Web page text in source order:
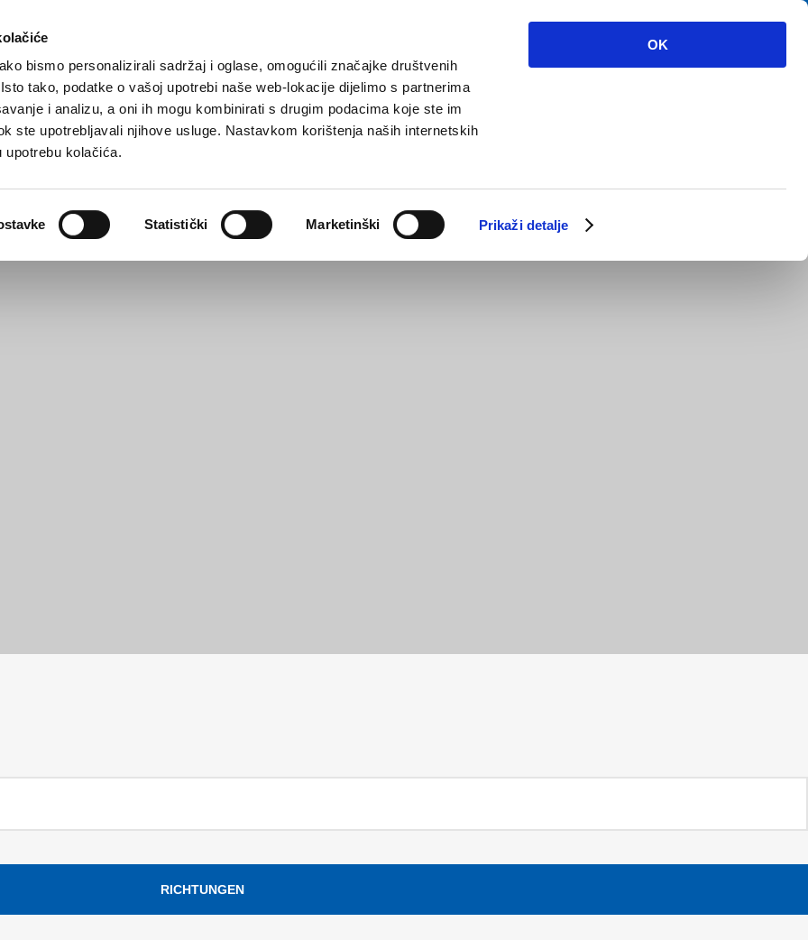
bismo personalizirali sadržaj i oglase, omogućili značajke društvenih
tako, podatke o vašoj upotrebi naše web-lokacije dijelimo s partnerima
i analizu, a oni ih mogu kombinirati s drugim podacima koje ste im
ste upotrebljavali njihove usluge. Nastavkom korištenja naših internetskih
upotrebu kolačića.
Statistički Marketinški Prikaži detalje
OK
RICHTUNGEN